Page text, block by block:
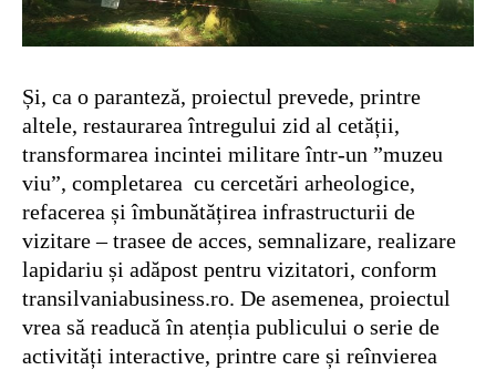
Și, ca o paranteză, proiectul prevede, printre
altele, restaurarea întregului zid al cetății,
transformarea incintei militare într-un ”muzeu
viu”, completarea cu cercetări arheologice,
refacerea și îmbunătățirea infrastructurii de
vizitare – trasee de acces, semnalizare, realizare
lapidariu și adăpost pentru vizitatori, conform
transilvaniabusiness.ro. De asemenea, proiectul
vrea să readucă în atenția publicului o serie de
activități interactive, printre care și reînvierea